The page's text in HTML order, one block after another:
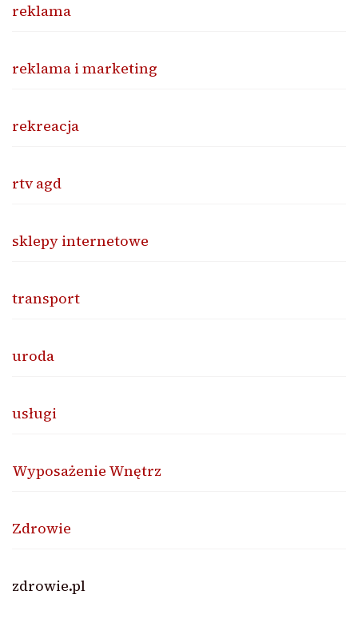
reklama
reklama i marketing
rekreacja
rtv agd
sklepy internetowe
transport
uroda
usługi
Wyposażenie Wnętrz
Zdrowie
zdrowie.pl